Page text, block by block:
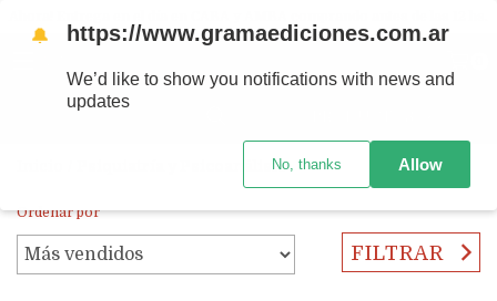
Psiquiatría y Psicoanálisis
Ordenar por
FILTRAR
🔔 https://www.gramaediciones.com.ar
We’d like to show you notifications with news and
updates
No, thanks Allow